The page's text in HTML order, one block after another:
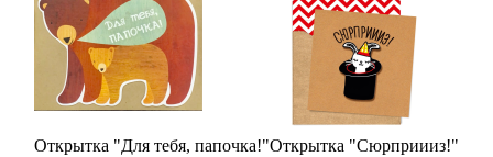
Открытка "Для тебя, папочка!"Открытка "Сюрприииз!"